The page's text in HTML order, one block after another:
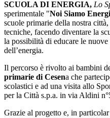
SCUOLA DI ENERGIA, Lo
sperimentale "Noi Siamo
scuole primarie della nostra
tecniche, facendo diventare la
la possibilità di educare le
dell’energia.
Il percorso è rivolto ai bambini
primarie di Cesena che
scolastici e ad una visita allo
per la Città s.p.a. in via Aldini
Grazie al progetto e, in